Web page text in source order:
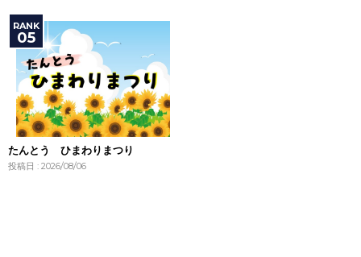
たんとう ひまわりまつり
投稿日 : 2026/08/06